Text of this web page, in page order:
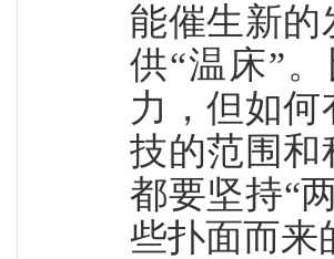
能催生新的
供“温床”
力，但如
技的范围和
都要坚持“
些扑面而来